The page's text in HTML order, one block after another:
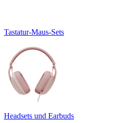
Tastatur-Maus-Sets
Headsets und Earbuds